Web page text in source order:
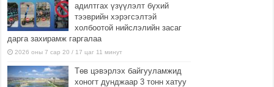
адилтгах үзүүлэлт бүхий
тээврийн хэрэгсэлтэй
холбоотой нийслэлийн засаг
дарга захирамж гаргалаа
2026 оны 7 сар 20 / 17 цаг 11 минут
Төв цэвэрлэх байгууламжид
хоногт дунджаар 3 тонн хатуу